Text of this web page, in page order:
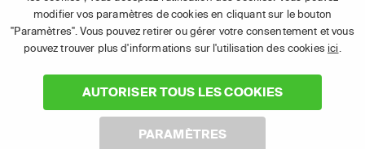
modifier vos paramètres de cookies en cliquant sur le bouton
"Paramètres". Vous pouvez retirer ou gérer votre consentement et vous
pouvez trouver plus d'informations sur l'utilisation des cookies ici
AUTORISER TOUS LES COOKIES
PARAMÈTRES
fonctionnalité.
2026 Canal+ Luxembourg S. à r.l. - Tous droits réservés.
TÉLÉSAT® est une marque utilisée sous licence par Canal+